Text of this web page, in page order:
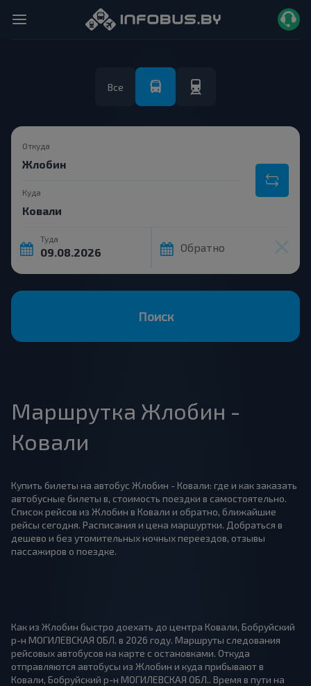
Все
Откуда
Куда
Туда
Обратно
Поиск
Маршрутка Жлобин -
Ковали
Купить билеты на автобус Жлобин - Ковали: где и как заказать
автобусные билеты в, стоимость поездки в самостоятельно.
Список рейсов из Жлобин в Ковали и обратно, ближайшие
рейсы сегодня. Расписания и цена маршуртки. Добраться в
дешево и без утомительных ночных переездов, отзывы
пассажиров о поездке.
Как из Жлобин быстро доехать до центра Ковали, Бобруйский
р-н МОГИЛЕВСКАЯ ОБЛ. в 2026 году. Маршруты следования
рейсовых автобусов на карте с остановками. Откуда
отправляются автобусы из Жлобин и куда прибывают в
Ковали, Бобруйский р-н МОГИЛЕВСКАЯ ОБЛ.. Время в пути на